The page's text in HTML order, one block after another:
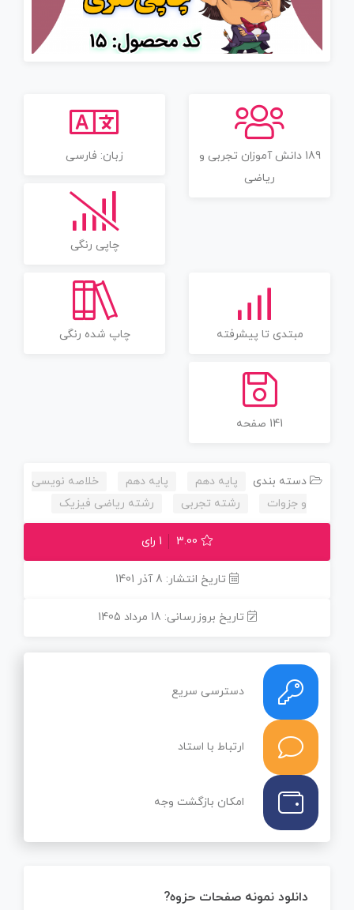
189 دانش آموزان تجربی و
ریاضی
زبان: فارسی
چاپی رنگی
مبتدی تا پیشرفته چاپ شده رنگی
141 صفحه
دسته بندی پایه دهم پایه دهم
خلاصه نویسی
و جزوات
رشته تجربی رشته ریاضی فیزیک
3.00 1 رای
تاریخ انتشار: 8 آذر 1401
تاریخ بروزرسانی: 18 مرداد 1405
دسترسی سریع
ارتباط با استاد
امکان بازگشت وجه
دانلود نمونه صفحات حزوه?